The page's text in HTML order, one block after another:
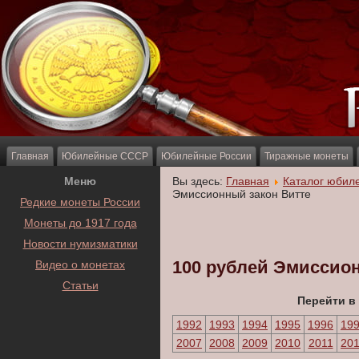
Главная Юбилейные СССР Юбилейные России Тиражные монеты
Меню
Редкие монеты России
Монеты до 1917 года
Новости нумизматики
Видео о монетах
Статьи
Вы здесь: Главная
Каталог
Эмиссионный закон Витте
100 рублей
Перейти в
1992
1993 1994 1995 1996
2007
2008 2009 2010 2011